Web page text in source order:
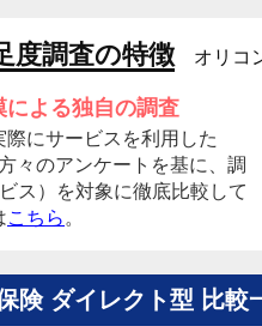
度調査の特徴 オリコ
による独自の調査
際にサービスを利用した
々のアンケートを基に、調
ス）を対象に徹底比較して
こちら 。
保険 ダイレクト型 比